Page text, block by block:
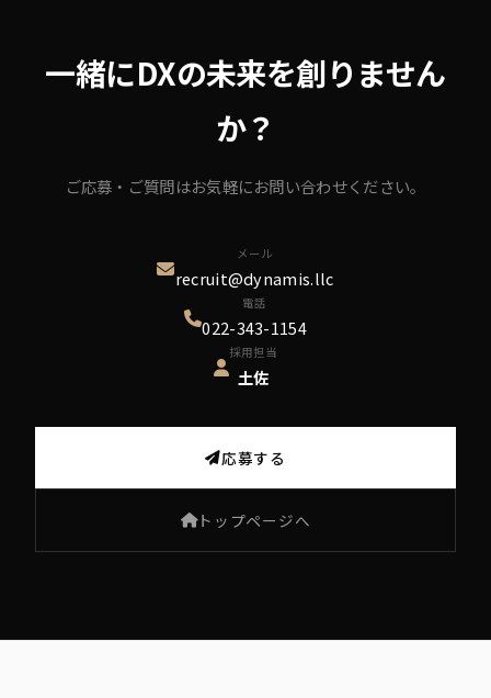
一緒にDXの未来を創りません
か？
ご応募・ご質問はお気軽にお問い合わせください。
メール
recruit@dynamis.llc
電話
022-343-1154
採用担当
土佐
応募する
トップページへ